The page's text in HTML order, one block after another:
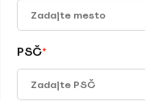
PSČ*